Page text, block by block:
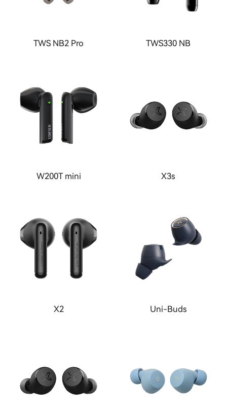
TWS NB2 Pro TWS330 NB
W200T mini X3s
X2 Uni-Buds